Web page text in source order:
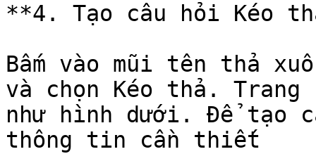
**4. Tạo câu hỏi Kéo
Bấm vào mũi tên thả
và chọn Kéo thả.
như hình dưới. Để tạo
thông tin cần thiết